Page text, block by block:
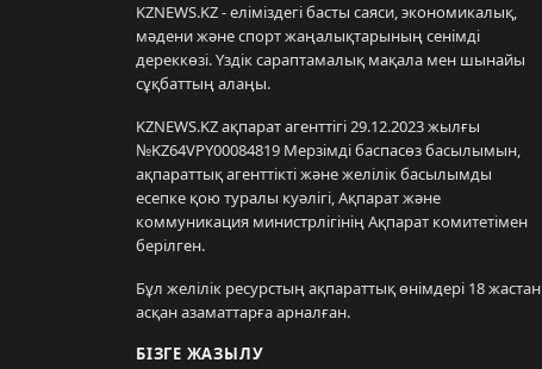
KZNEWS.KZ - еліміздегі басты саяси, экономикалық,
мәдени және спорт жаңалықтарының сенімді
дереккөзі. Үздік сараптамалық мақала мен шынайы
сұқбаттың алаңы.
KZNEWS.KZ ақпарат агенттігі 29.12.2023 жылғы
№KZ64VPY00084819 Мерзімді баспасөз басылымын,
ақпараттық агенттікті және желілік басылымды
есепке қою туралы куәлігі, Ақпарат және
коммуникация министрлігінің Ақпарат комитетімен
берілген.
Бұл желілік ресурстың ақпараттық өнімдері 18 жастан
асқан азаматтарға арналған.
БІЗГЕ ЖАЗЫЛУ